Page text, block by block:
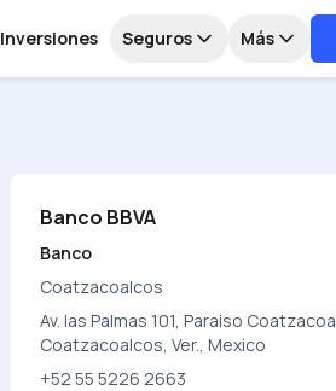
Inversiones Seguros Más
Banco BBVA
Banco
Coatzacoalcos
Av. las Palmas 101, Paraiso
Coatzacoalcos, Ver., Mexico
+52 55 5226 2663